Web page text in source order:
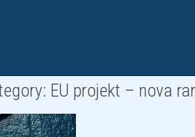
EU projekt – nova